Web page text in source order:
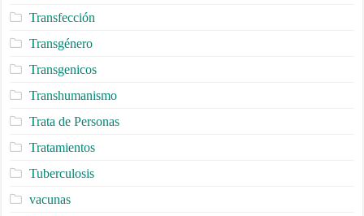
Transfección
Transgénero
Transgenicos
Transhumanismo
Trata de Personas
Tratamientos
Tuberculosis
vacunas